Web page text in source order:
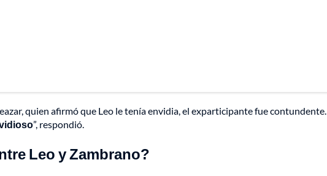
quien afirmó que Leo le tenía envidia, el exparticipante fue contundente.
”, respondió.
Leo y Zambrano?